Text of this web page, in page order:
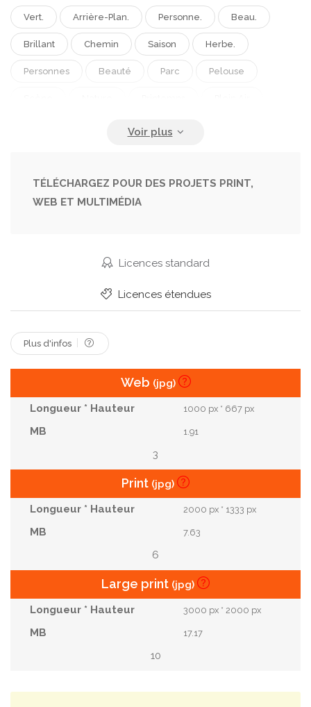
Vert. Arrière-Plan. Personne. Beau.
Brillant Chemin Saison Herbe.
Personnes Beauté Parc Pelouse
Rural
Route Paysage Tranquille Calme
Forêt. Bois Scénique
Ruelle L ' Garten
Parkanlage Gueule
TÉLÉCHARGEZ POUR DES PROJETS PRINT,
WEB ET MULTIMÉDIA
Licences standard
Licences étendues
Plus d'infos
Web (jpg)
1000 px * 667 px
1.91
3
Print (jpg)
2000 px * 1333 px
7.63
6
Large print (jpg)
3000 px * 2000 px
17.17
10